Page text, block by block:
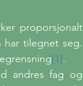
proporsjonalt
har tilegnet seg.
[1].
andres fag og